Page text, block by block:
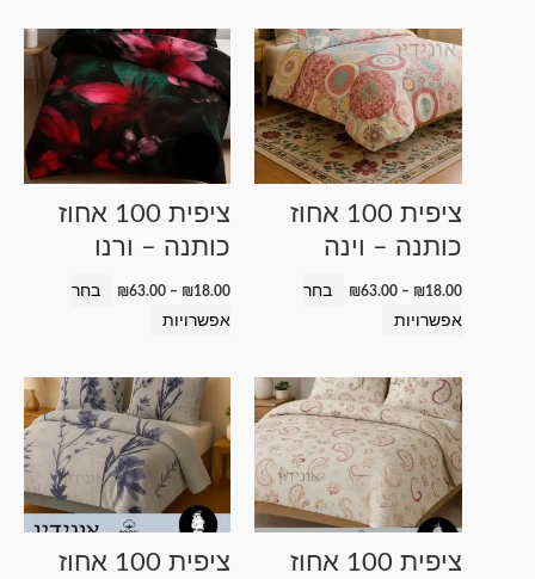
ציפית 100 אחוז
כותנה – וינה
₪18.00
–
₪63.00
טווח
מחירים:
⁦₪18.00⁩
עד
⁦₪63.00⁩
בחר
אפשרויות
למוצר
זה
יש
מספר
סוגים.
לבחור
את
ציפית 100 אחוז
כותנה – ורנו
₪18.00
–
₪63.00
טווח
מחירים:
⁦₪18.00⁩
עד
⁦₪63.00⁩
בחר
אפשרויות
למוצר
זה
יש
מספר
סוגים.
לבחור
את
ציפית 100 אחוז
טווח
מחירים:
עד
⁦₪63.00⁩
למוצר
זה
יש
מספר
סוגים.
לבחור
ציפית 100 אחוז
טווח
מחירים:
⁦₪18.00⁩
עד
⁦₪63.00⁩
למוצר
זה
יש
מספר
סוגים.
לבחור